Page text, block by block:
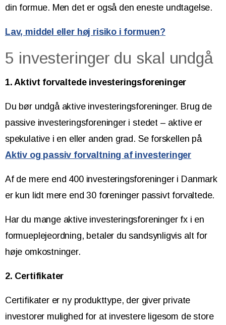
din formue. Men det er også den eneste undtagelse.
Lav, middel eller høj risiko i formuen?
5 investeringer du skal undgå
1. Aktivt forvaltede investeringsforeninger
Du bør undgå aktive investeringsforeninger. Brug de
passive investeringsforeninger i stedet – aktive er
spekulative i en eller anden grad. Se forskellen på
Aktiv og passiv forvaltning af investeringer
Af de mere end 400 investeringsforeninger i Danmark
er kun lidt mere end 30 foreninger passivt forvaltede.
Har du mange aktive investeringsforeninger fx i en
formueplejeordning, betaler du sandsynligvis alt for
høje omkostninger.
2. Certifikater
Certifikater er ny produkttype, der giver private
investorer mulighed for at investere ligesom de store